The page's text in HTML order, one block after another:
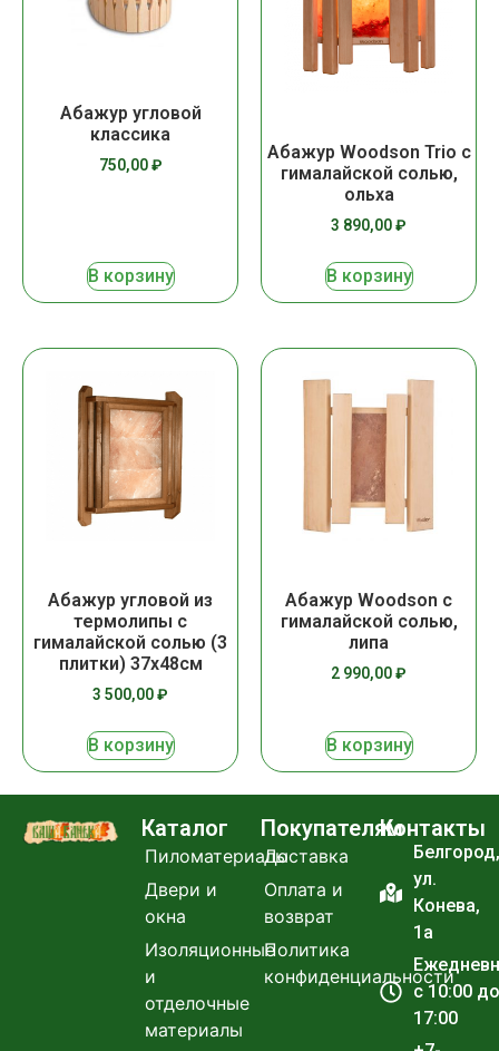
Абажур угловой
классика
750,00₽
В корзину
Абажур Woodson Trio с
гималайской солью,
ольха
3 890,00₽
В корзину
Абажур угловой из
термолипы с
гималайской солью (3
плитки) 37х48см
3 500,00₽
В корзину
Абажур Woodson с
гималайской солью,
липа
2 990,00₽
В корзину
Каталог
Пиломатериалы
Двери и
окна
Изоляционные
и
отделочные
материалы
Покупателям
Доставка
Оплата и
возврат
Политика
конфиденциальности
Контакты
Белгород,
ул.
Конева,
1а
с 10:00 до
17:00